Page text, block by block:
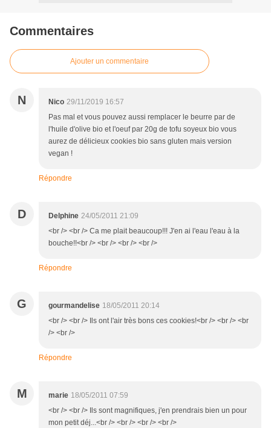
Commentaires
Ajouter un commentaire
N Nico 29/11/2019 16:57
Pas mal et vous pouvez aussi remplacer le beurre par de
l'huile d'olive bio et l'oeuf par 20g de tofu soyeux bio vous
aurez de délicieux cookies bio sans gluten mais version
vegan !
Répondre
D Delphine 24/05/2011 21:09
<br /> <br /> Ca me plait beaucoup!!! J'en ai l'eau l'eau à la
bouche!!<br /> <br /> <br /> <br />
Répondre
G gourmandelise 18/05/2011 20:14
<br /> <br /> Ils ont l'air très bons ces cookies!<br /> <br /> <br
/> <br />
Répondre
M marie 18/05/2011 07:59
<br /> <br /> Ils sont magnifiques, j'en prendrais bien un pour
mon petit déj...<br /> <br /> <br /> <br />